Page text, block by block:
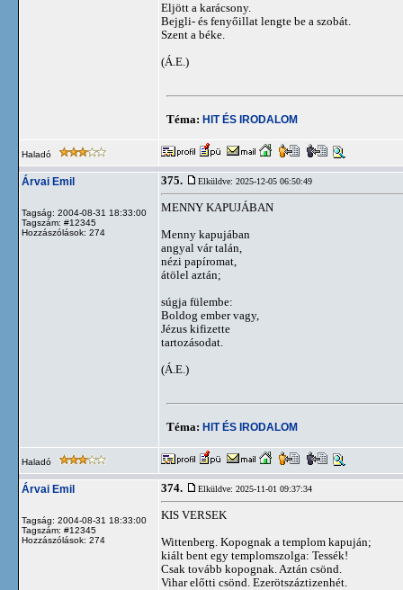
Eljött a karácsony.
Bejgli- és fenyőillat lengte be a szobát.
Szent a béke.
(Á.E.)
Téma: HIT ÉS IRODALOM
Haladó
Árvai Emil
Tagság: 2004-08-31 18:33:00
Tagszám: #12345
Hozzászólások: 274
375. Elküldve: 2025-12-05 06:50:49
MENNY KAPUJÁBAN
Menny kapujában
angyal vár talán,
nézi papíromat,
átölel aztán;
súgja fülembe:
Boldog ember vagy,
Jézus kifizette
tartozásodat.
(Á.E.)
Téma: HIT ÉS IRODALOM
Haladó
Árvai Emil
Tagság: 2004-08-31 18:33:00
Tagszám: #12345
Hozzászólások: 274
374. Elküldve: 2025-11-01 09:37:34
KIS VERSEK
Wittenberg. Kopognak a templom kapuján;
kiált bent egy templomszolga: Tessék!
Csak tovább kopognak. Aztán csönd.
Vihar előtti csönd. Ezerötszáztizenhét.